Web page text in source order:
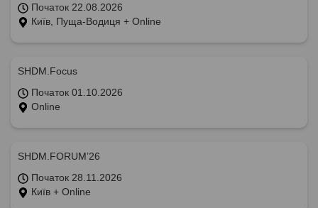
Початок 22.08.2026
Київ, Пуща-Водиця + Online
SHDM.Focus
Початок 01.10.2026
Online
SHDM.FORUM’26
Початок 28.11.2026
Київ + Online